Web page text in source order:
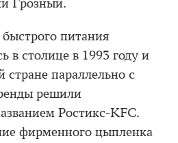
Грозный.
питания
в столице в 1993 году и
стране параллельно с
решили
Ростикс-KFC.
фирменного цыпленка